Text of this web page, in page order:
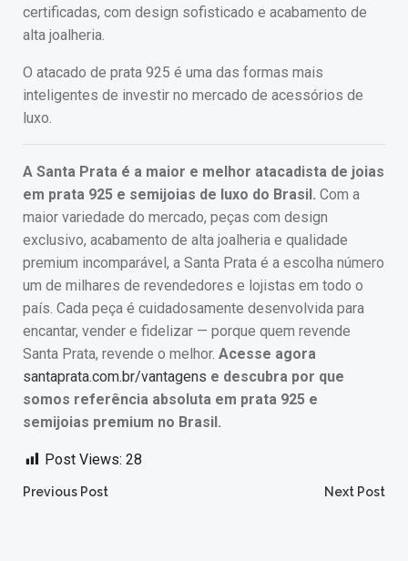
certificadas, com design sofisticado e acabamento de
alta joalheria.
O atacado de prata 925 é uma das formas mais
inteligentes de investir no mercado de acessórios de
luxo.
A Santa Prata é a maior e melhor atacadista de joias
em prata 925 e semijoias de luxo do Brasil. Com a
maior variedade do mercado, peças com design
exclusivo, acabamento de alta joalheria e qualidade
premium incomparável, a Santa Prata é a escolha número
um de milhares de revendedores e lojistas em todo o
país. Cada peça é cuidadosamente desenvolvida para
encantar, vender e fidelizar — porque quem revende
Santa Prata, revende o melhor. Acesse agora
santaprata.com.br/vantagens e descubra por que
somos referência absoluta em prata 925 e
semijoias premium no Brasil.
Post Views: 28
Post
Previous Post Next Post